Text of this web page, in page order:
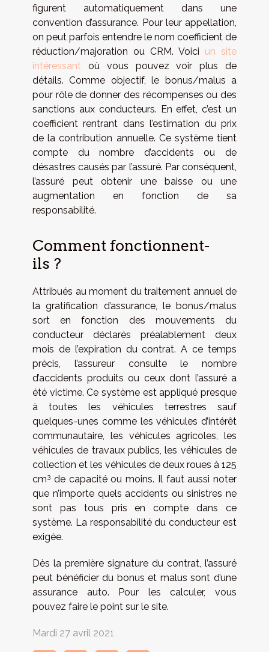
figurent automatiquement dans une
convention d’assurance. Pour leur appellation,
on peut parfois entendre le nom coefficient de
réduction/majoration ou CRM. Voici un site
intéressant où vous pouvez voir plus de
détails. Comme objectif, le bonus/malus a
pour rôle de donner des récompenses ou des
sanctions aux conducteurs. En effet, c’est un
coefficient rentrant dans l’estimation du prix
de la contribution annuelle. Ce système tient
compte du nombre d’accidents ou de
désastres causés par l’assuré. Par conséquent,
l’assuré peut obtenir une baisse ou une
augmentation en fonction de sa
responsabilité.
Comment fonctionnent-
ils ?
Attribués au moment du traitement annuel de
la gratification d’assurance, le bonus/malus
sort en fonction des mouvements du
conducteur déclarés préalablement deux
mois de l’expiration du contrat. A ce temps
précis, l’assureur consulte le nombre
d’accidents produits ou ceux dont l’assuré a
été victime. Ce système est appliqué presque
à toutes les véhicules terrestres sauf
quelques-unes comme les véhicules d’intérêt
communautaire, les véhicules agricoles, les
véhicules de travaux publics, les véhicules de
collection et les véhicules de deux roues à 125
cm3 de capacité ou moins. Il faut aussi noter
que n’importe quels accidents ou sinistres ne
sont pas tous pris en compte dans ce
système. La responsabilité du conducteur est
exigée.
Dès la première signature du contrat, l’assuré
peut bénéficier du bonus et malus sont d’une
assurance auto. Pour les calculer, vous
pouvez faire le point sur le site.
Mardi 27 avril 2021